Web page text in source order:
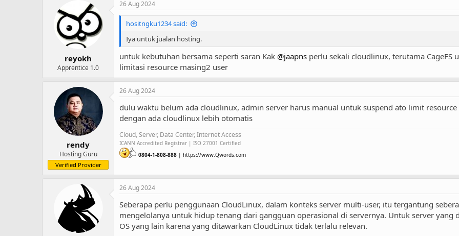
reyokh
Apprentice 1.0
26 Aug 2024
hositngku1234 said:
Iya untuk jualan hosting.
untuk kebutuhan bersama seperti saran Kak @jaapns perlu sekali cloudlinux, terutama CageFS
limitasi resource masing2 user
rendy
Hosting Guru
Verified Provider
26 Aug 2024
dulu waktu belum ada cloudlinux, admin server harus manual untuk suspend ato limit resource
dengan ada cloudlinux lebih otomatis
Cloud, Server, Data Center, Internet Access
ICANN Accredited Registrar | ISO 27001 Certified
0804-1-808-888 | https://www.Qwords.com
26 Aug 2024
Seberapa perlu penggunaan CloudLinux, dalam konteks server multi-user, itu tergantung
mengelolanya untuk hidup tenang dari gangguan operasional di servernya. Untuk server yang
OS yang lain karena yang ditawarkan CloudLinux tidak terlalu relevan.